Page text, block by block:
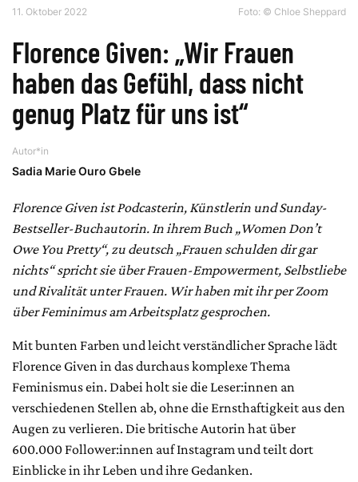
11. Oktober 2022 Foto: © Chloe Sheppard
Florence Given: „Wir Frauen
haben das Gefühl, dass nicht
genug Platz für uns ist“
Autor*in
Sadia Marie Ouro Gbele
Florence Given ist Podcasterin, Künstlerin und Sunday-
Bestseller-Buchautorin. In ihrem Buch „Women Don’t
Owe You Pretty“, zu deutsch „Frauen schulden dir gar
nichts“ spricht sie über Frauen-Empowerment, Selbstliebe
und Rivalität unter Frauen. Wir haben mit ihr per Zoom
über Feminimus am Arbeitsplatz gesprochen.
Mit bunten Farben und leicht verständlicher Sprache lädt
Florence Given in das durchaus komplexe Thema
Feminismus ein. Dabei holt sie die Leser:innen an
verschiedenen Stellen ab, ohne die Ernsthaftigkeit aus den
Augen zu verlieren. Die britische Autorin hat über
600.000 Follower:innen auf Instagram und teilt dort
Einblicke in ihr Leben und ihre Gedanken.